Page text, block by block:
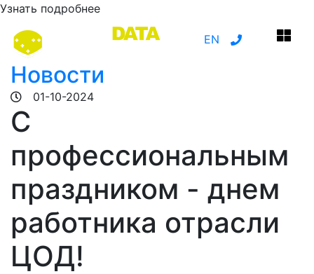
Узнать подробнее
EN
Новости
01-10-2024
С
профессиональным
праздником - днем
работника отрасли
ЦОД!